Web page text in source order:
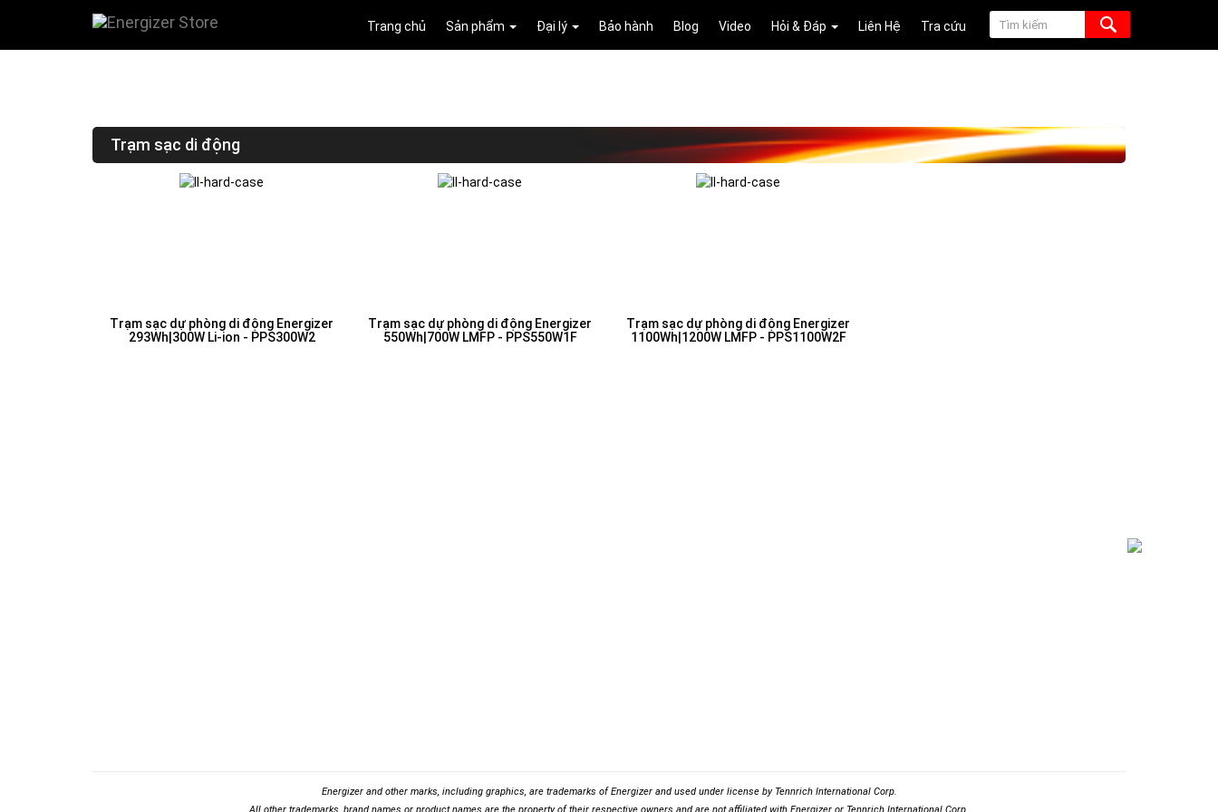
Trang chủ Sản phẩm Đại lý Bảo hành Blog Video Hỏi & Đáp Liên Hệ Tra cứu
Trạm sạc di động
Trạm sạc dự phòng di động Energizer
293Wh|300W Li-ion - PPS300W2
Trạm sạc dự phòng di động Energizer
550Wh|700W LMFP - PPS550W1F
Trạm sạc dự phòng di động Energizer
1100Wh|1200W LMFP - PPS1100W2F
Energizer and other marks, including graphics, are trademarks of Energizer and used under license by Tennrich International Corp.